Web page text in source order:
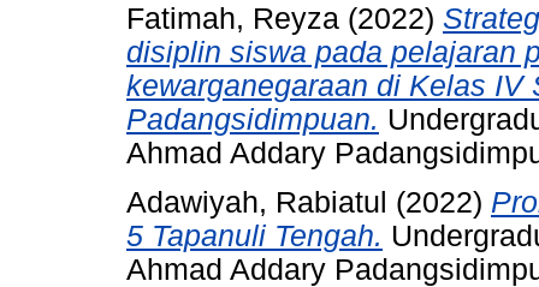
Fatimah, Reyza (2022)
disiplin siswa pada pelajaran
kewarganegaraan di Kelas IV
Padangsidimpuan.
Ahmad Addary
Adawiyah, Rabiatul (2022)
5 Tapanuli Tengah.
Ahmad Addary